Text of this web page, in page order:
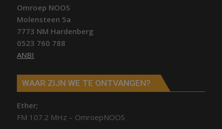
Omroep NOOS
Molensteen 5a
7773 NM Hardenberg
0523 760 788
ANBI
WAAR ZIJN WE TE ONTVANGEN?
Ether;
FM 107.2 MHz – OmroepNOOS